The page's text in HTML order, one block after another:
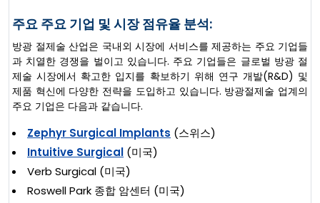
주요 주요 기업 및 시장 점유율 분석:
방광 절제술 산업은 국내외 시장에 서비스를 제공하는 주요 기업들
과 치열한 경쟁을 벌이고 있습니다. 주요 기업들은 글로벌 방광 절
제술 시장에서 확고한 입지를 확보하기 위해 연구 개발(R&D) 및
제품 혁신에 다양한 전략을 도입하고 있습니다. 방광절제술 업계의
주요 기업은 다음과 같습니다.
Zephyr Surgical Implants (스위스)
Intuitive Surgical (미국)
Verb Surgical (미국)
Roswell Park 종합 암센터 (미국)